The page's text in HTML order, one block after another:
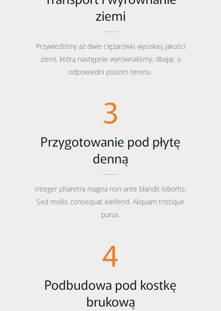
ziemi
Przywieźliśmy aż dwie ciężarówki wysokiej jakości
ziemi, którą następnie wyrównaliśmy, dbając o
odpowiedni poziom terenu.
3
Przygotowanie pod płytę
denną
Integer pharetra magna non ante blandit lobortis.
Sed mollis consequat eleifend. Aliquam tristique
purus.
4
Podbudowa pod kostkę
brukową